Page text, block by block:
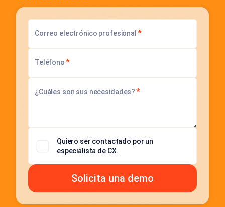
Correo electrónico profesional *
Teléfono*
¿Cuáles son sus necesidades?*
Quiero ser contactado por un
especialista de CX.